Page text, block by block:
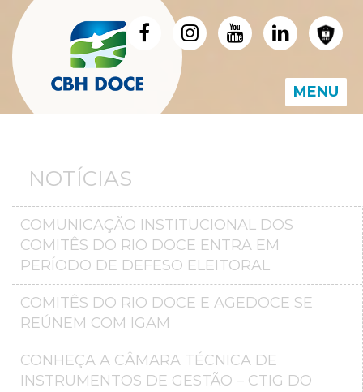
MENU
NOTÍCIAS
COMUNICAÇÃO INSTITUCIONAL DOS
COMITÊS DO RIO DOCE ENTRA EM
PERÍODO DE DEFESO ELEITORAL
COMITÊS DO RIO DOCE E AGEDOCE SE
REÚNEM COM IGAM
CONHEÇA A CÂMARA TÉCNICA DE
INSTRUMENTOS DE GESTÃO – CTIG DO